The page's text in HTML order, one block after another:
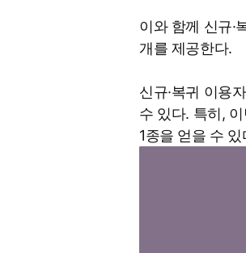
이와 함께 신규·
개를 제공한다.
신규·복귀 이용
수 있다. 특히,
1종을 얻을 수 있